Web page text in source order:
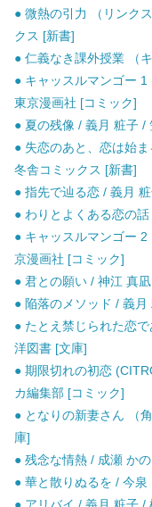
● 微熱の引力 （リンク
クス [新書]
● 仁義なき課外授業 （
● キャッスルマンゴー
東京漫画社 [コミック]
● 夏の残像 / 義月 粧子 /
● 失恋のあと、恋は始
冬舎コミックス [新書]
● 指先で辿る恋 / 義月
● わりとよくある恋の
● キャッスルマンゴー
京漫画社 [コミック]
● 君との願い / 神江 真
● 陥落のメソッド / 義
● たとえ禁じられた恋
洋図書 [文庫]
● 期限切れの初恋
カ編集部 [コミック]
● となりの新妻さん （
庫]
● 残念な情熱 / 成瀬 か
● 華と散りぬるを / 今